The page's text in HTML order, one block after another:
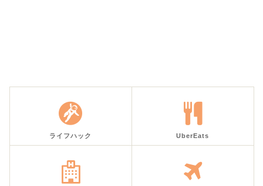
ライフハック UberEats